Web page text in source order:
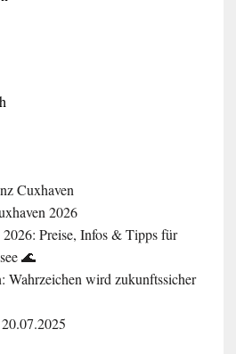
Cuxhaven
2026
Preise, Infos & Tipps für
🌊
Wahrzeichen wird zukunftssicher